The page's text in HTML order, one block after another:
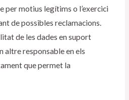
per motius legítims o l’exercici
de possibles reclamacions.
de les dades en suport
altre responsable en els
que permet la